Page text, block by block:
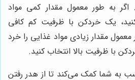
اگر به طور معمول مقدار کمی مواد
یک خردکن با ظرفیت کم کافی
مقدار زیادی مواد غذایی را خرد
با ظرفیت بالا انتخاب کنید.
به شما کمک می‌کند تا از هدر رفتن